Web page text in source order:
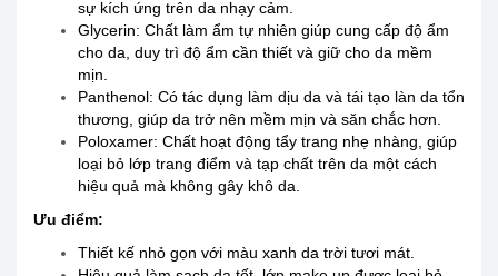
sự kích ứng trên da nhạy cảm.
Glycerin: Chất làm ẩm tự nhiên giúp cung cấp độ ẩm
cho da, duy trì độ ẩm cần thiết và giữ cho da mềm
mịn.
Panthenol: Có tác dụng làm dịu da và tái tạo làn da tổn
thương, giúp da trở nên mềm mịn và săn chắc hơn.
Poloxamer: Chất hoạt động tẩy trang nhẹ nhàng, giúp
loại bỏ lớp trang điểm và tạp chất trên da một cách
hiệu quả mà không gây khô da.
Ưu điểm:
Thiết kế nhỏ gọn với màu xanh da trời tươi mát.